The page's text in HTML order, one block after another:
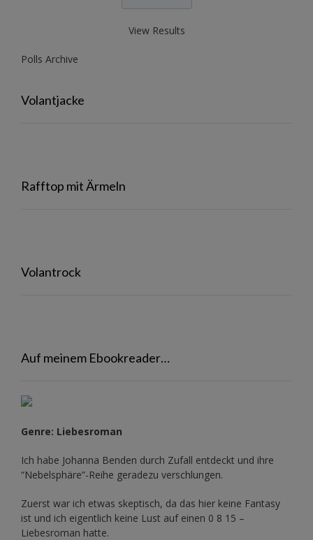
View Results
Polls Archive
Volantjacke
Rafftop mit Ärmeln
Volantrock
Auf meinem Ebookreader…
Genre: Liebesroman
Ich habe Johanna Benden durch Zufall entdeckt und ihre
“Nebelsphäre”-Reihe geradezu verschlungen.
Zuerst war ich etwas skeptisch, da das hier keine Fantasy
ist und ich eigentlich keine Lust auf einen 0 8 15 –
Liebesroman hatte.